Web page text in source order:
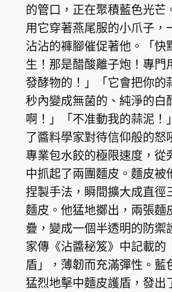
的管口，正在聚積藍色光芒
用它穿著燕尾服的小爪子，
沾沾的褲腳催促著他。「快
生！那是醋酸離子炮！專門
發酵物的！」「它會把你的
秒內變成無菌的、純淨的白
啊！」「不准動我的蒜泥！
了醬料學家對待信仰般的怒
專業包水餃的極限速度，從
中抓起了兩團麵皮。麵皮被
捏製手法，瞬間擴大成直徑
麵皮。他猛地擲出，兩張麵
疊，變成一個半透明的防禦
家傳《沾醬秘笈》中記載的
盾」，薄韌而充滿彈性。藍
猛烈地擊中麵皮護盾，發出